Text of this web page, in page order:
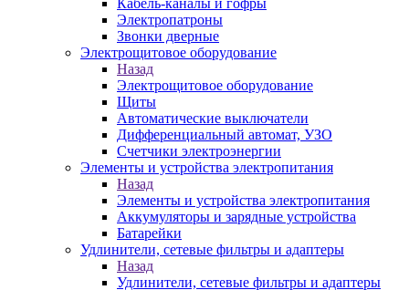
Кабель-каналы и гофры
Электропатроны
Звонки дверные
Электрощитовое оборудование
Назад
Электрощитовое оборудование
Щиты
Автоматические выключатели
Дифференциальный автомат, УЗО
Счетчики электроэнергии
Элементы и устройства электропитания
Назад
Элементы и устройства электропитания
Аккумуляторы и зарядные устройства
Батарейки
Удлинители, сетевые фильтры и адаптеры
Назад
Удлинители, сетевые фильтры и адаптеры